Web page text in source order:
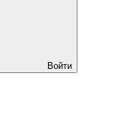
Войти